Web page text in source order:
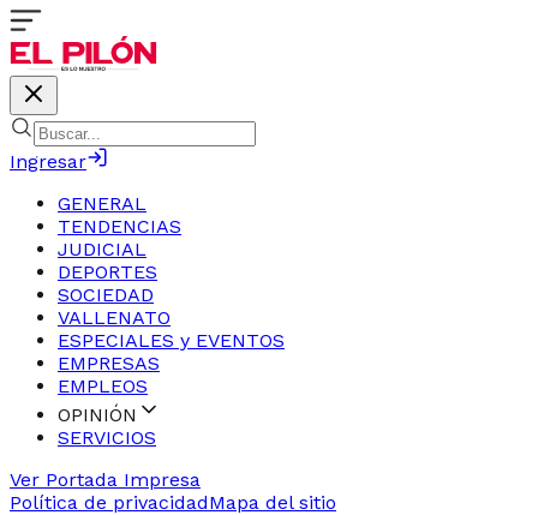
Ingresar
GENERAL
TENDENCIAS
JUDICIAL
DEPORTES
SOCIEDAD
VALLENATO
ESPECIALES y EVENTOS
EMPRESAS
EMPLEOS
OPINIÓN
SERVICIOS
Ver Portada Impresa
Política de privacidadMapa del sitio